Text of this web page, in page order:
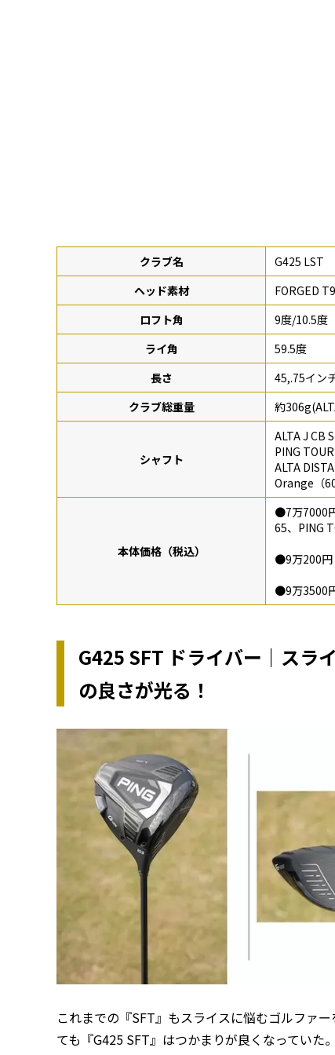
クラブ名
G425 LST
ヘッド素材
FORGED
ロフト角
9度/10.5度
ライ角
59.5度
長さ
45,.75イン
クラブ総重量
約
シャフト
ALTA J CB
PING
ALTA
Orange（
本体価格（税込）
●7万7000
65、PING
●9万200円
●9万3500
G425 SFT ドライバー｜スラ
の良さが光る！
これまでの『SFT』もスライスに悩むゴルファ
ても『G425 SFT』はつかまりが良くなっていた